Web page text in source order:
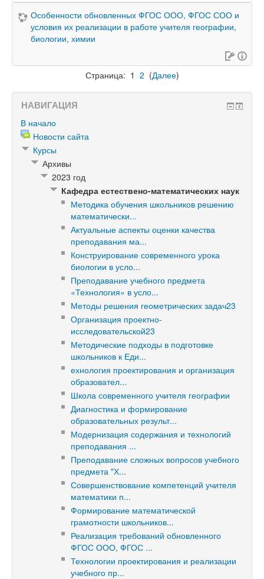
Особенности обновленных ФГОС ООО, ФГОС СОО и
условия их реализации в работе учителя географии,
биологии, химии
Страница: 1 2 (Далее)
НАВИГАЦИЯ
В начало
Новости сайта
Курсы
Архивы
2023 год
Кафедра естествено-математических наук
Методика обучения школьников решению
математически...
Актуальные аспекты оценки качества
преподавания ма...
Конструирование современного урока
биологии в усло...
Преподавание учебного предмета
«Технология» в усло...
Методы решения геометрических задач23
Организация проектно-
исследовательской23
Методические подходы в подготовке
школьников к Еди...
ехнология проектирования и организация
образовател...
Школа современного учителя географии
Диагностика и формирование
образовательных результ...
Модернизация содержания и технологий
преподавания ...
Преподавание сложных вопросов учебного
предмета "Х...
Совершенствование компетенций учителя
математики п...
Формирование математической
грамотности школьников...
Реализация требований обновленного
ФГОС ООО, ФГОС ...
Технологии проектирования и реализации
учебного пр...